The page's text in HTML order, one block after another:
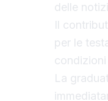
delle
Il
per le
condizioni
La